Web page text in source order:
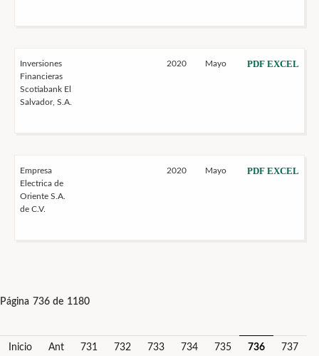
Inversiones
Financieras
Scotiabank El
Salvador, S.A.
2020 Mayo PDF EXCEL
Empresa
Electrica de
Oriente S.A.
de C.V.
2020 Mayo PDF EXCEL
Página 736 de 1180
Inicio Ant 731 732 733 734 735 736 737